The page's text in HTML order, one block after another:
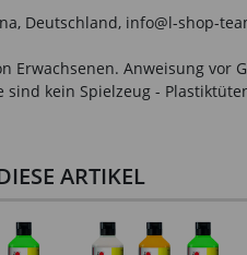
Deutschland, info@l-shop-
Anweisung
kein Spielzeug -
ARTIKEL